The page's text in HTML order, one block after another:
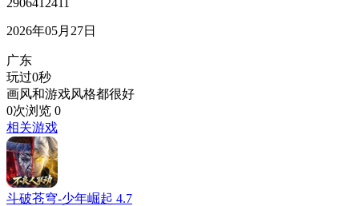
2026年05月27日
广东
玩过0秒
画风和游戏风格都很好
0次浏览 0
相关游戏
斗破苍穹-少年崛起 4.7